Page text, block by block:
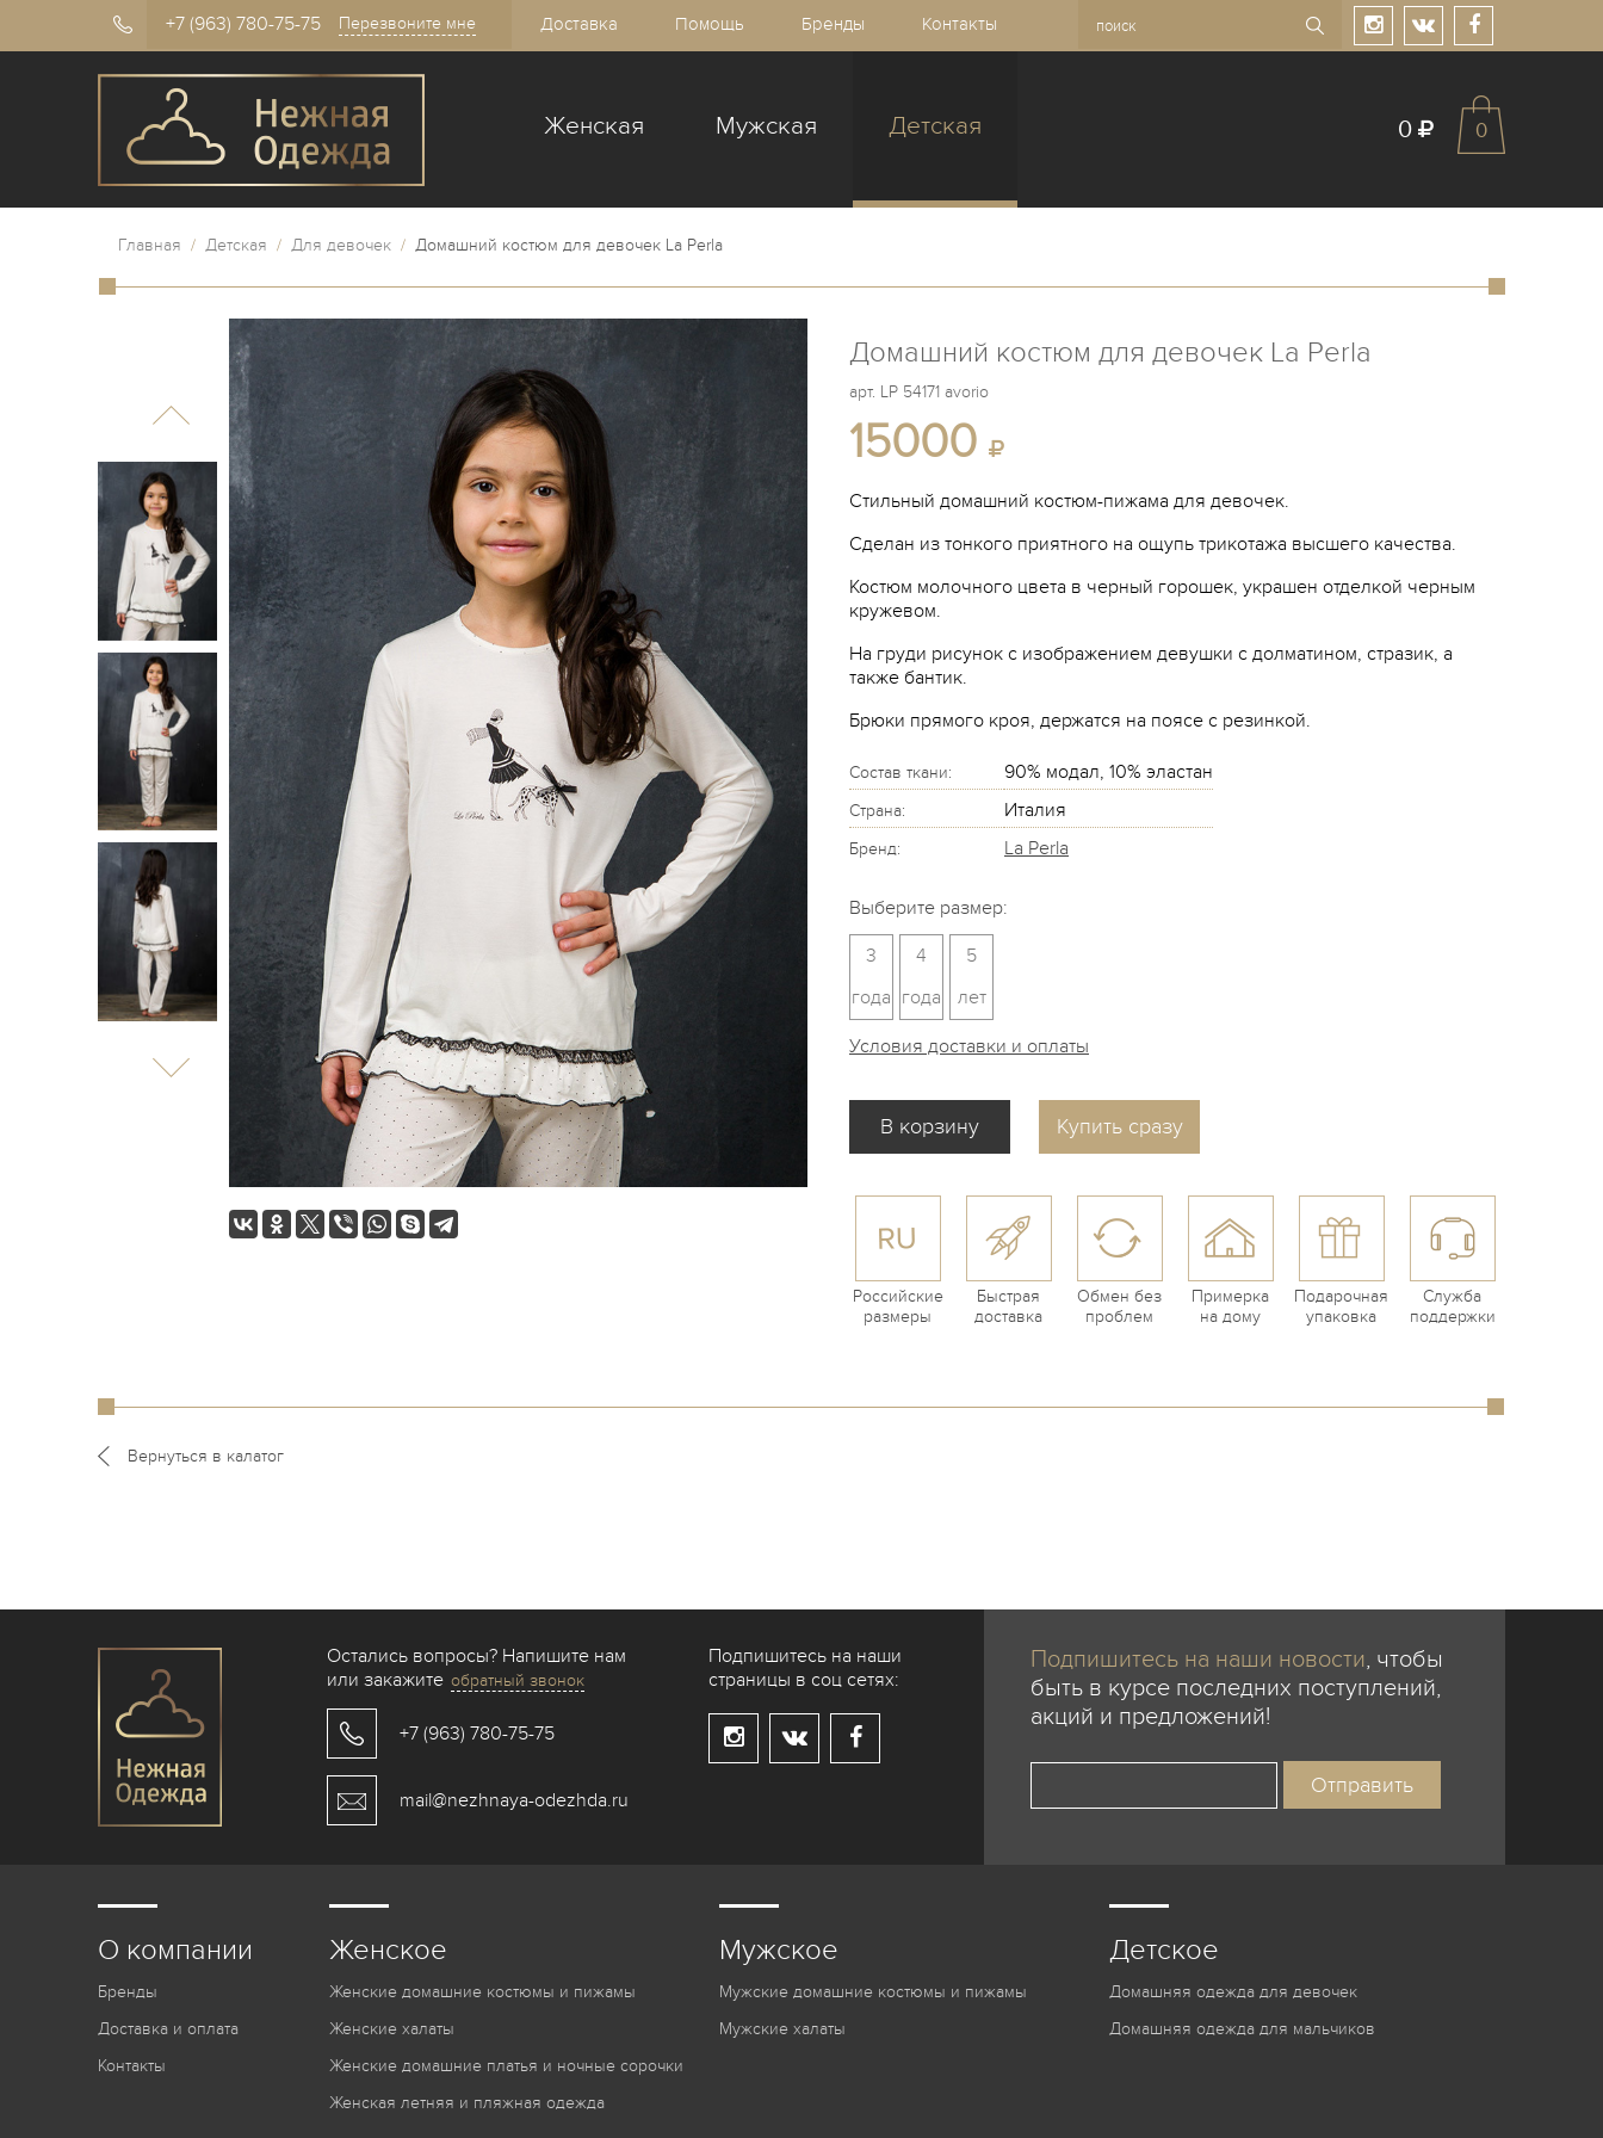
+7 (963) 780-75-75 Перезвоните мне Доставка Помощь Бренды Контакты
Женская Мужская Детская 0 0
Главная / Детская / Для девочек / Домашний костюм для девочек La Perla
Домашний костюм для девочек La Perla
арт. LP 54171 avorio
15000
Стильный домашний костюм-пижама для девочек.
Сделан из тонкого приятного на ощупь трикотажа высшего качества.
Костюм молочного цвета в черный горошек, украшен отделкой черным
кружевом.
На груди рисунок с изображением девушки с долматином, стразик, а
также бантик.
Брюки прямого кроя, держатся на поясе с резинкой.
Состав ткани: 90% модал, 10% эластан
Страна: Италия
Бренд: La Perla
Выберите размер:
3
года
4
года
5
лет
Условия доставки и оплаты
Купить сразу
Российские
размеры
Быстрая
доставка
Обмен без
проблем
Примерка
на дому
Подарочная
упаковка
Служба
поддержки
Вернуться в калатог
Остались вопросы? Напишите нам
или закажите обратный звонок
+7 (963) 780-75-75
mail@nezhnaya-odezhda.ru
Подпишитесь на наши
страницы в соц сетях:
Подпишитесь на наши новости, чтобы
быть в курсе последних поступлений,
акций и предложений!
О компании
Бренды
Доставка и оплата
Контакты
Женское
Женские домашние костюмы и пижамы
Женские халаты
Женские домашние платья и ночные сорочки
Женская летняя и пляжная одежда
Мужское
Мужские домашние костюмы и пижамы
Мужские халаты
Детское
Домашняя одежда для девочек
Домашняя одежда для мальчиков